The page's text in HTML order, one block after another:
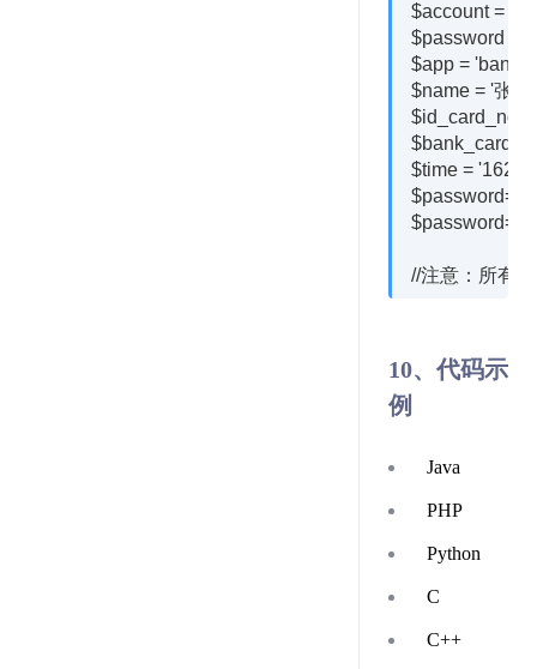
$account =
$password =
$app =
$name = '张三
$id_card_no
$time =
10、代码示
例
Java
PHP
Python
C
C++